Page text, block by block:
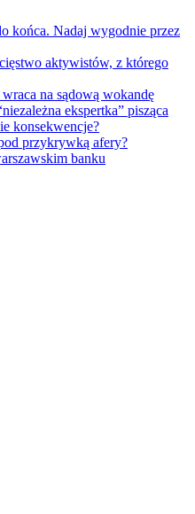
końca. Nadaj wygodnie przez
aktywistów, z którego
na sądową wokandę
ekspertka” pisząca
konsekwencje?
przykrywką afery?
banku